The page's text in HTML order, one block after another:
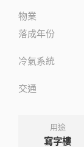
物業
落成年份
冷氣系統
交通
用途
寫字樓